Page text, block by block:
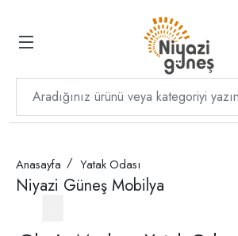
Anasayfa Yatak Odası
Niyazi Güneş Mobilya